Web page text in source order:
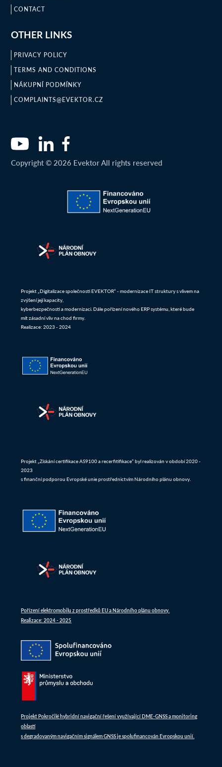
CONTACT
OTHER LINKS
PRIVACY POLICY
TERMS AND CONDITIONS
NÁKUPNÍ PODMÍNKY
COMPLAINTS@EVEKTOR.CZ
Copyright © 2026 Evektor All rights reserved
Projekt „Digitalizace společnosti EVEKTOR“ - modernizace IT struktury s vlivem na
zvýšení její kapacity,
kyberbezpečnosti a modernizaci. Dále pořízení nového ERP systému, které bude
mít zásadní vliv na chod firmy.
Realizace: 2023 - 2024
Projekt „Získání certifikace AS9100 a recerfitifikace“ byl realizován v období 2020 -
2023
s finanční podporou Evropské unie prostřednictvím Národního plánu obnovy.
Pořízení elektromobilu z prostředků EU a Národního plánu obnovy.
Realizace: 2024 - 2025
Projekt Pokročilé hybridní navigační řešení využívající DME-GNSS a monitoring
oblastí
s degradovaným navigačním signálem GNSS je spolufinancován Evropskou unií.